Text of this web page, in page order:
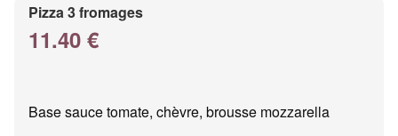
Pizza 3 fromages
11.40 €
Base sauce tomate, chèvre, brousse mozzarella